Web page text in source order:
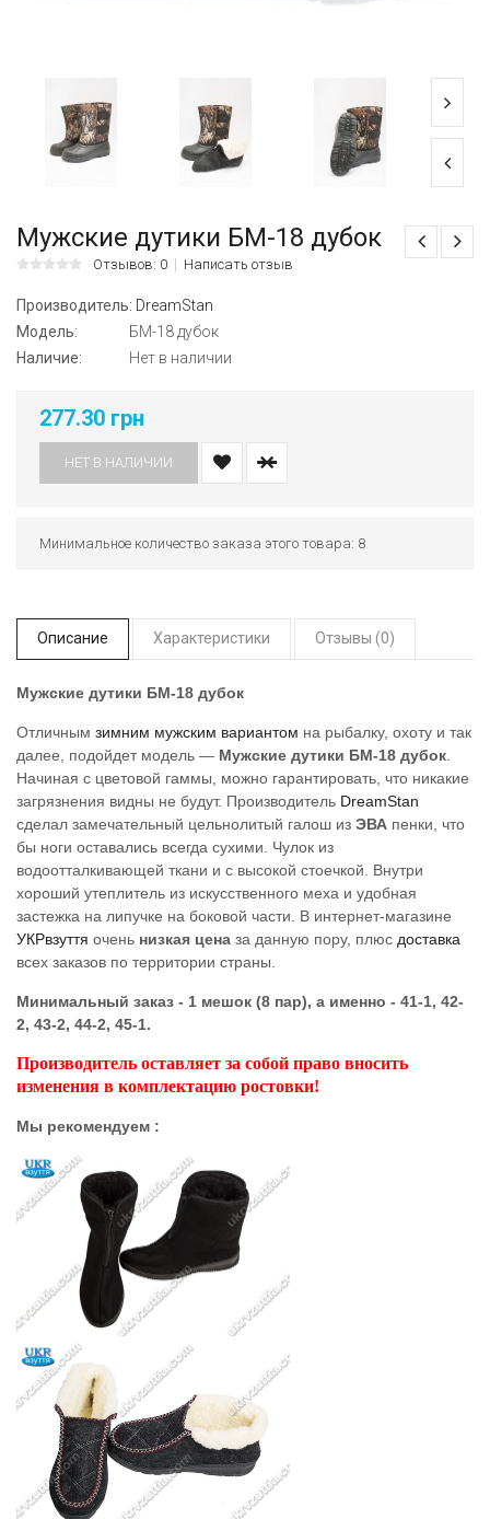
Мужские дутики БМ-18 дубок
Отзывов: 0 Написать отзыв
Производитель: DreamStan
Модель:
БМ-18 дубок
Наличие:
Нет в наличии
277.30 грн
НЕТ В НАЛИЧИИ
Минимальное количество заказа этого товара: 8
Описание Характеристики Отзывы (0)
Мужские дутики БМ-18 дубок
Отличным зимним мужским вариантом на рыбалку, охоту и так
далее, подойдет модель — Мужские дутики БМ-18 дубок
Начиная с цветовой гаммы, можно гарантировать, что никакие
загрязнения видны не будут. Производитель DreamStan
сделал замечательный цельнолитый галош из ЭВА пенки, что
бы ноги оставались всегда сухими. Чулок из
водоотталкивающей ткани и с высокой стоечкой. Внутри
хороший утеплитель из искусственного меха и удобная
застежка на липучке на боковой части. В интернет-магазине
УКРвзуття очень низкая цена за данную пору, плюс доставка
всех заказов по территории страны.
Минимальный заказ - 1 мешок (8 пар), а именно - 41-1, 42-
2, 43-2, 44-2, 45-1.
Производитель оставляет за собой право вносить
изменения в комплектацию ростовки!
Мы рекомендуем :